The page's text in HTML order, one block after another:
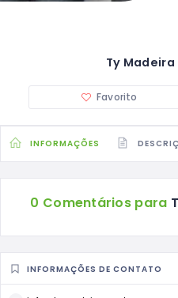
Ty
Favorito
INFORMAÇÕES
0 Comentários para
INFORMAÇÕES DE CONTATO